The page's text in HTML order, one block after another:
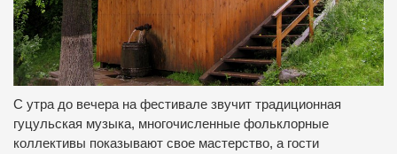
С утра до вечера на фестивале звучит традиционная
гуцульская музыка, многочисленные фольклорные
коллективы показывают свое мастерство, а гости